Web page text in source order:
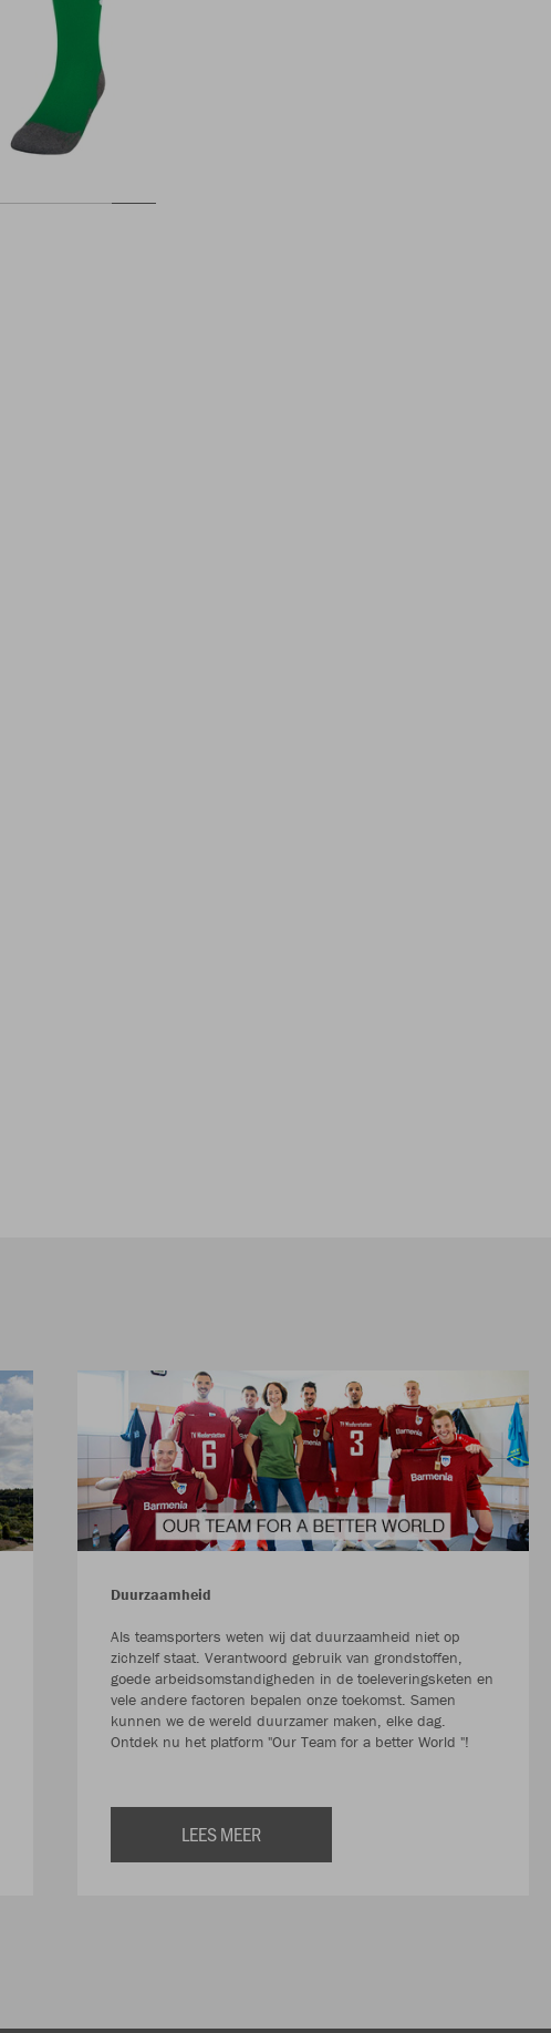
Duurzaamheid
Als teamsporters weten wij dat duurzaamheid niet op
zichzelf staat. Verantwoord gebruik van grondstoffen,
goede arbeidsomstandigheden in de toeleveringsketen en
vele andere factoren bepalen onze toekomst. Samen
kunnen we de wereld duurzamer maken, elke dag.
Ontdek nu het platform "Our Team for a better World "!
LEES MEER